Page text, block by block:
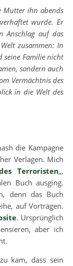
wurde. Er
Anschlag auf das
zusammen: In
Familie nicht
sondern auch
Vermächtnis des
in die Welt des
die Kampagne
Verlagen. Mich
Terroristen„,
Buch ausging.
denn das Buch
auf Vorträgen.
. Ursprünglich
aber ich
kam, dass sein